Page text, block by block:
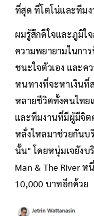
ที่สุด ที่โตโน่และทีม
ผมรู้สึกดีใจและภูมิใ
ความพยายามในกา
ชนะใจตัวเอง และค
หนทางที่จะหาเงินที่
หลายชีวิตทั้งคนไทย
และทีมงานที่มีผู้มีจิต
หลั่งไหลมาช่วยกันบ
นั้น" โดยหนุ่มเจยังบ
Man & The River
10,000 บาทอีกด้วย